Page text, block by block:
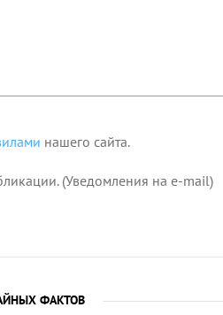
нашего сайта.
(Уведомления на e-mail)
ФАКТОВ